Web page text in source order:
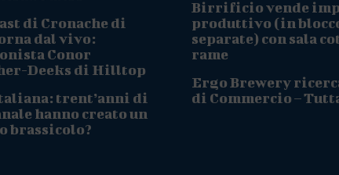
di Cronache di
dal vivo:
Conor
Deeks di Hilltop
trent’anni di
hanno creato un
brassicolo?
Birrificio vende
produttivo (in
separate) con sala
rame
Ergo Brewery
di Commercio –